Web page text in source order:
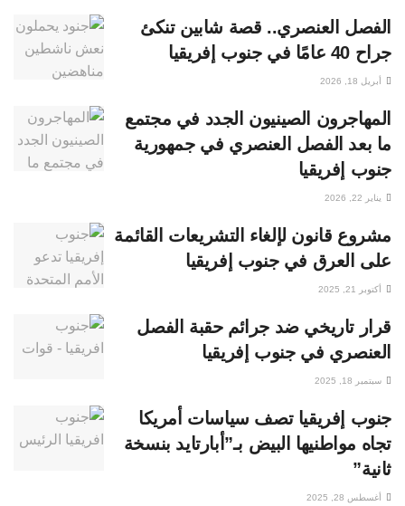
الفصل العنصري.. قصة شابين تنكئ
جراح 40 عامًا في جنوب إفريقيا
أبريل 18, 2026
المهاجرون الصينيون الجدد في مجتمع
ما بعد الفصل العنصري في جمهورية
جنوب إفريقيا
يناير 22, 2026
مشروع قانون لإلغاء التشريعات القائمة
على العرق في جنوب إفريقيا
أكتوبر 21, 2025
قرار تاريخي ضد جرائم حقبة الفصل
العنصري في جنوب إفريقيا
سبتمبر 18, 2025
جنوب إفريقيا تصف سياسات أمريكا
تجاه مواطنيها البيض بـ”أبارتايد بنسخة
ثانية”
أغسطس 28, 2025